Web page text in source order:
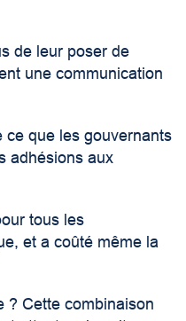
de leur poser de
une communication
ce que les gouvernants
adhésions aux
tous les
et a coûté même la
? Cette combinaison